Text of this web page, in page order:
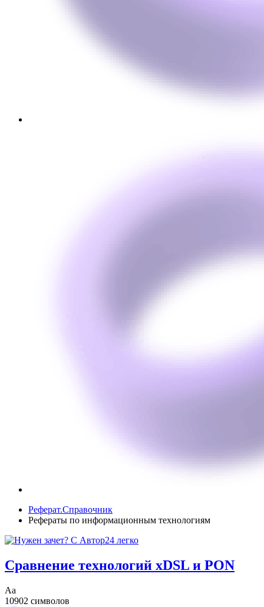
Реферат.Справочник
Рефераты по информационным технологиям
Сравнение технологий xDSL и PON
Аа
10902 символов